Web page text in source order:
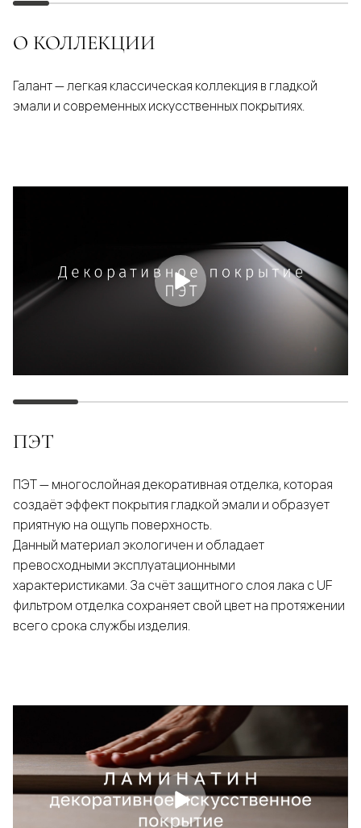
О КОЛЛЕКЦИИ
Галант — легкая классическая коллекция в гладкой
эмали и современных искусственных покрытиях.
ПЭТ
ПЭТ — многослойная декоративная отделка, которая
создаёт эффект покрытия гладкой эмали и образует
приятную на ощупь поверхность.
Данный материал экологичен и обладает
превосходными эксплуатационными
характеристиками. За счёт защитного слоя лака с UF
фильтром отделка сохраняет свой цвет на протяжении
всего срока службы изделия.